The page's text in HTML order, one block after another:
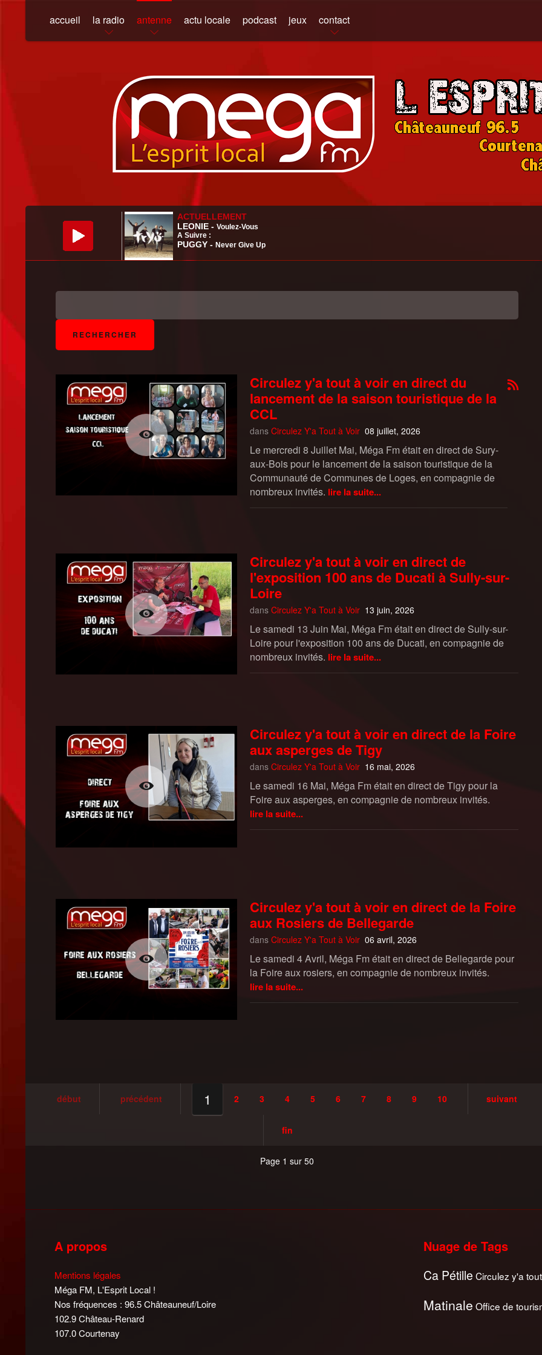
accueil la radio antenne actu locale podcast jeux contact
Circulez y'a tout à voir en direct du
lancement de la saison touristique de la
CCL
dans Circulez Y'a Tout à Voir 08 juillet, 2026
Le mercredi 8 Juillet Mai, Méga Fm était en direct de Sury-
aux-Bois pour le lancement de la saison touristique de la
Communauté de Communes de Loges, en compagnie de
nombreux invités. lire la suite...
Circulez y'a tout à voir en direct de
l'exposition 100 ans de Ducati à Sully-sur-
Loire
dans Circulez Y'a Tout à Voir 13 juin, 2026
Le samedi 13 Juin Mai, Méga Fm était en direct de Sully-sur-
Loire pour l'exposition 100 ans de Ducati, en compagnie de
nombreux invités. lire la suite...
Circulez y'a tout à voir en direct de la Foire
aux asperges de Tigy
dans Circulez Y'a Tout à Voir 16 mai, 2026
Le samedi 16 Mai, Méga Fm était en direct de Tigy pour la
Foire aux asperges, en compagnie de nombreux invités.
lire la suite...
Circulez y'a tout à voir en direct de la Foire
aux Rosiers de Bellegarde
dans Circulez Y'a Tout à Voir 06 avril, 2026
Le samedi 4 Avril, Méga Fm était en direct de Bellegarde pour
la Foire aux rosiers, en compagnie de nombreux invités.
lire la suite...
début précédent 1 2 3 4 5 6 7 8 9 10 suivant
fin
Page 1 sur 50
A propos
Mentions légales
Méga FM, L'Esprit Local !
Nos fréquences : 96.5 Châteauneuf/Loire
102.9 Château-Renard
107.0 Courtenay
Nuage de Tags
Ca Pétille Circulez y'a
Matinale Office de